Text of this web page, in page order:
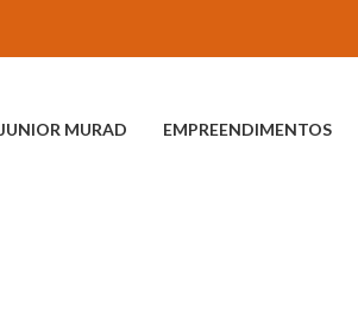
JUNIOR MURAD EMPREENDIMENTOS